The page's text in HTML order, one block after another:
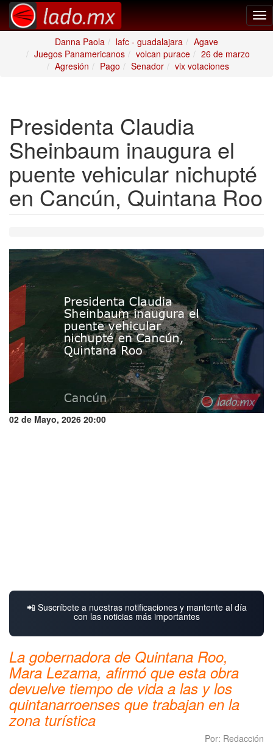
Danna Paola
lafc - guadalajara
Agave
Juegos Panamericanos
volcan purace
26 de marzo
Agresión
Pago Senador vix votaciones
Presidenta Claudia
Sheinbaum inaugura el
puente vehicular nichupté
en Cancún, Quintana Roo
02 de Mayo, 2026 20:00
📲 Suscríbete a nuestras notificaciones y mantente al día
con las noticias más importantes
La gobernadora de Quintana Roo,
Mara Lezama, afirmó que esta obra
devuelve tiempo de vida a las y los
quintanarroenses que trabajan en la
zona turística
Por: Redacción